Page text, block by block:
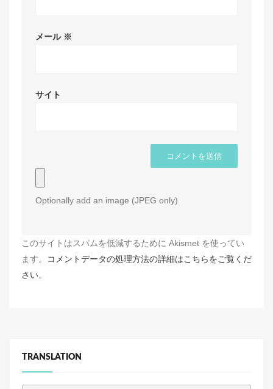
メール ※
サイト
Optionally add an image (JPEG only)
このサイトはスパムを低減するために Akismet を使ってい
ます。
コメントデータの処理方法の詳細はこちらをご覧くだ
さい。
TRANSLATION